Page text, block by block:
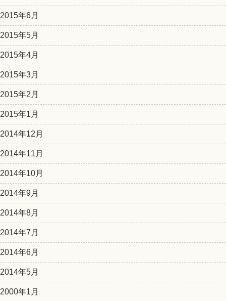
2015年6月
2015年5月
2015年4月
2015年3月
2015年2月
2015年1月
2014年12月
2014年11月
2014年10月
2014年9月
2014年8月
2014年7月
2014年6月
2014年5月
2000年1月